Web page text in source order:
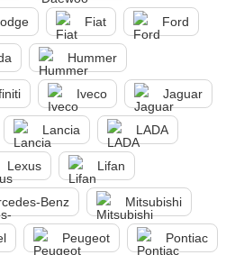
Fiat Ford
Hummer
Iveco Jaguar
Lancia LADA
Lexus Lifan
Benz Mitsubishi
Peugeot Pontiac